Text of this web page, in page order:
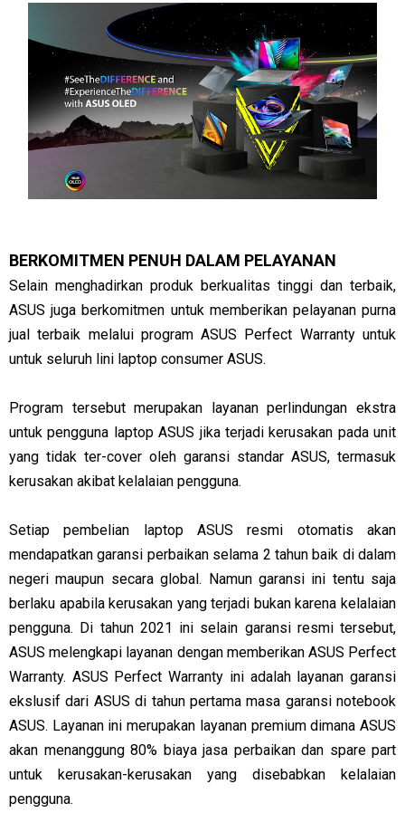
BERKOMITMEN PENUH DALAM PELAYANAN
Selain menghadirkan produk berkualitas tinggi dan terbaik,
ASUS juga berkomitmen untuk memberikan pelayanan purna
jual terbaik melalui program ASUS Perfect Warranty untuk
untuk seluruh lini laptop consumer ASUS.
Program tersebut merupakan layanan perlindungan ekstra
untuk pengguna laptop ASUS jika terjadi kerusakan pada unit
yang tidak ter-cover oleh garansi standar ASUS, termasuk
kerusakan akibat kelalaian pengguna.
Setiap pembelian laptop ASUS resmi otomatis akan
mendapatkan garansi perbaikan selama 2 tahun baik di dalam
negeri maupun secara global. Namun garansi ini tentu saja
berlaku apabila kerusakan yang terjadi bukan karena kelalaian
pengguna. Di tahun 2021 ini selain garansi resmi tersebut,
ASUS melengkapi layanan dengan memberikan ASUS Perfect
Warranty. ASUS Perfect Warranty ini adalah layanan garansi
ekslusif dari ASUS di tahun pertama masa garansi notebook
ASUS. Layanan ini merupakan layanan premium dimana ASUS
akan menanggung 80% biaya jasa perbaikan dan spare part
untuk kerusakan-kerusakan yang disebabkan kelalaian
pengguna.